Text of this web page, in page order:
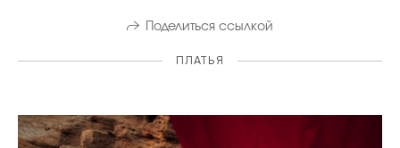
Поделиться ссылкой
ПЛАТЬЯ